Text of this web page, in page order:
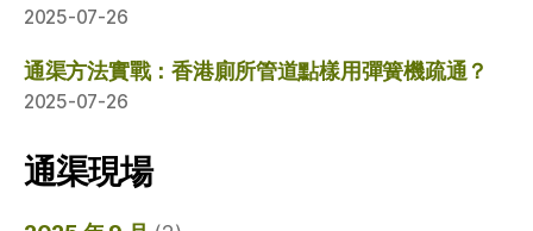
2025-07-26
通渠方法實戰：香港廁所管道點樣用彈簧機疏通？
2025-07-26
通渠現場